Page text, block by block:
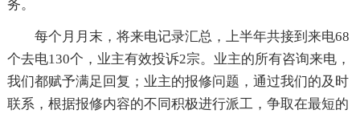
务。
每个月月末，将来电记录汇总，上半年共接到来电68
个去电130个，业主有效投诉2宗。业主的所有咨询来电，
我们都赋予满足回复；业主的报修问题，通过我们的及时
联系，根据报修内容的不同积极进行派工，争取在最短的